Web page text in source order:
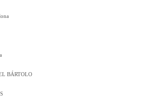
BÁRTOLO